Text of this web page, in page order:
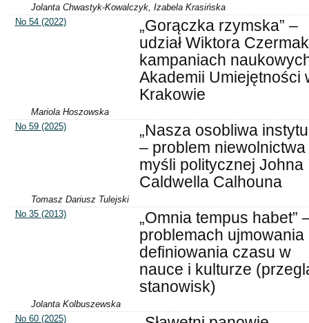
Jolanta Chwastyk-Kowalczyk, Izabela Krasińska
No 54 (2022)
„Gorączka rzymska” –
udział Wiktora
kampaniach
Akademii Umiejętności
Krakowie
Mariola Hoszowska
No 59 (2025)
„Nasza osobliwa
– problem niewolnictwa
myśli politycznej Johna
Caldwella Calhouna
Tomasz Dariusz Tulejski
No 35 (2013)
„Omnia tempus habet”
problemach ujmowania
definiowania czasu w
nauce i kulturze
stanowisk)
Jolanta Kolbuszewska
No 60 (2025)